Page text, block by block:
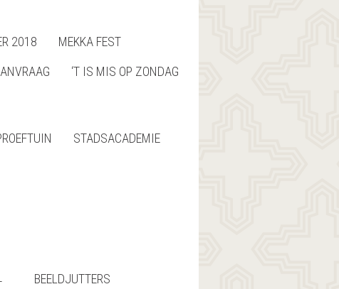
2018
MEKKA FEST
‘T IS MIS OP ZONDAG
STADSACADEMIE
BEELDJUTTERS